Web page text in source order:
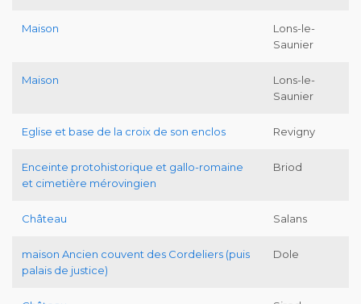
Maison
Lons-le-
Saunier
Maison
Lons-le-
Saunier
Eglise et base de la croix de son enclos Revigny
Enceinte protohistorique et gallo-romaine
et cimetière mérovingien
Briod
Château Salans
maison Ancien couvent des Cordeliers (puis
palais de justice)
Dole